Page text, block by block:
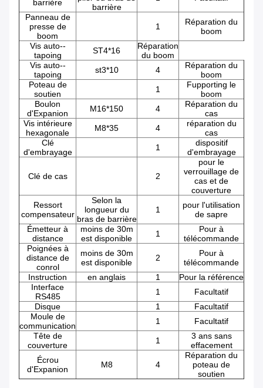
barrière
barrière
Panneau de
presse de
boom
1
Réparation du
boom
Vis auto--
tapoing
ST4*16
Réparation
du boom
Vis auto--
tapoing
st3*10 4
Réparation du
boom
Poteau de
soutien
1
Fupporting le
boom
Boulon
d'Expanion
M16*150 4
Réparation du
cas
Vis intérieure
hexagonale
M8*35 4
réparation du
cas
Clé
d'embrayage
1
dispositif
d'embrayage
Clé de cas 2
pour le
verrouillage de
cas et de
couverture
Ressort
compensateur
Selon la
longueur du
bras de barrière
1
pour l'utilisation
de sapre
Émetteur à
distance
moins de 30m
est disponible
1
Pour à
télécommande
Poignées à
distance de
conrol
moins de 30m
est disponible
2
Pour à
télécommande
Instruction
en anglais 1
Pour la référence
Interface
RS485
1
Facultatif
Disque
1
Facultatif
Moule de
communication
1
Facultatif
Tête de
couverture
1
3 ans sans
effacement
Écrou
d'Expanion
M8 4
Réparation du
poteau de
soutien